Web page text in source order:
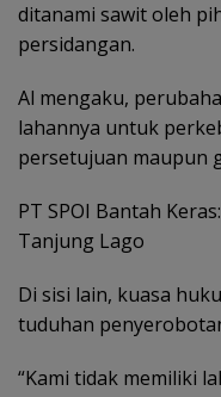
ditanami sawit oleh
persidangan.
Al mengaku,
lahannya untuk
persetujuan maupun
PT SPOI Bantah
Tanjung Lago
Di sisi lain, kuasa
tuduhan
“Kami tidak memiliki